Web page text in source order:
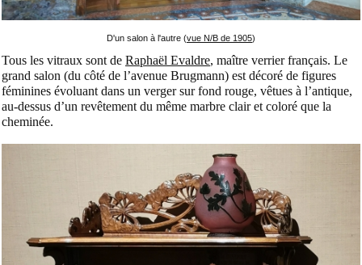
D'un salon à l'autre (vue N/B de 1905)
Tous les vitraux sont de Raphaël Evaldre, maître verrier français. Le
grand salon (du côté de l’avenue Brugmann) est décoré de figures
féminines évoluant dans un verger sur fond rouge, vêtues à l’antique,
au-dessus d’un revêtement du même marbre clair et coloré que la
cheminée.